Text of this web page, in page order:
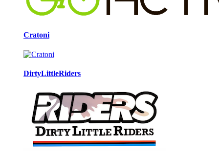
Cratoni
DirtyLittleRiders